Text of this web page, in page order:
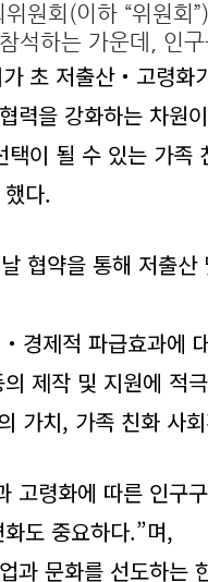
위원회(이하 “위원
석하는 가운데, 인
초 저출산‧고령화
력을 강화하는 차원
택이 될 수 있는 가족
다.
협약을 통해 저출
제적 파급효과에
제작 및 지원에 적
치, 가족 친화 사회
령화에 따른 인구
도 중요하다.”며,
문화를 선도하는